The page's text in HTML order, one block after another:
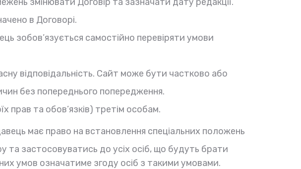
в Договорі.
зобов’язується самостійно перевіряти умови
відповідальність. Сайт може бути частково або
без попереднього попередження.
прав та обов’язків) третім особам.
має право на встановлення спеціальних положень
та застосовуватись до усіх осіб, що будуть брати
умов означатиме згоду осіб з такими умовами.